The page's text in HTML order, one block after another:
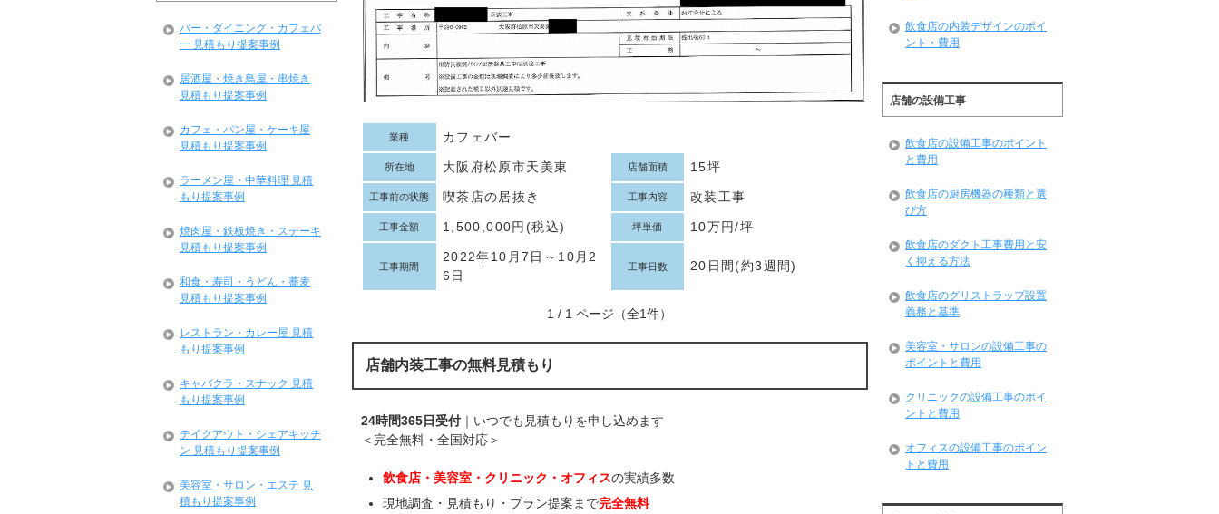
業種 カフェバー
所在地 大阪府松原市天美東 店舗面積 15坪
工事前の状態 喫茶店の居抜き 工事内容 改装工事
工事金額 1,500,000円(税込) 坪単価 10万円/坪
工事期間
2022年10月7日～10月2
6日
工事日数 20日間(約3週間)
1 / 1 ページ（全1件）
店舗内装工事の無料見積もり
24時間365日受付｜いつでも見積もりを申し込めます
＜完全無料・全国対応＞
飲食店・美容室・クリニック・オフィスの実績多数
現地調査・見積もり・プラン提案まで完全無料
バー・ダイニング・カフェバ
ー 見積もり提案事例
居酒屋・焼き鳥屋・串焼き
見積もり提案事例
カフェ・パン屋・ケーキ屋
見積もり提案事例
ラーメン屋・中華料理 見積
もり提案事例
焼肉屋・鉄板焼き・ステーキ
見積もり提案事例
和食・寿司・うどん・蕎麦
見積もり提案事例
レストラン・カレー屋 見積
もり提案事例
キャバクラ・スナック 見積
もり提案事例
テイクアウト・シェアキッチ
ン 見積もり提案事例
美容室・サロン・エステ 見
積もり提案事例
飲食店の内装デザインのポイ
ント・費用
店舗の設備工事
飲食店の設備工事のポイント
と費用
飲食店の厨房機器の種類と選
び方
飲食店のダクト工事費用と安
く抑える方法
飲食店のグリストラップ設置
義務と基準
美容室・サロンの設備工事の
ポイントと費用
クリニックの設備工事のポイ
ントと費用
オフィスの設備工事のポイン
トと費用